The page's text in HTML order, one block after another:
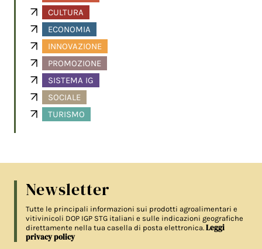
CULTURA
ECONOMIA
INNOVAZIONE
PROMOZIONE
SISTEMA IG
SOCIALE
TURISMO
Newsletter
Tutte le principali informazioni sui prodotti agroalimentari e
vitivinicoli DOP IGP STG italiani e sulle indicazioni geografiche
direttamente nella tua casella di posta elettronica.Leggi
privacy policy